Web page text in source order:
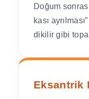
Doğum
kası
dikilir gibi
Eksantrik